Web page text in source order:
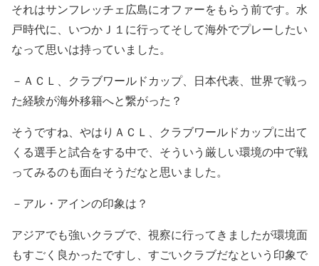
それはサンフレッチェ広島にオファーをもらう前です。水
戸時代に、いつかＪ１に行ってそして海外でプレーしたい
なって思いは持っていました。
－ＡＣＬ、クラブワールドカップ、日本代表、世界で戦っ
た経験が海外移籍へと繋がった？
そうですね、やはりＡＣＬ、クラブワールドカップに出て
くる選手と試合をする中で、そういう厳しい環境の中で戦
ってみるのも面白そうだなと思いました。
－アル・アインの印象は？
アジアでも強いクラブで、視察に行ってきましたが環境面
もすごく良かったですし、すごいクラブだなという印象で